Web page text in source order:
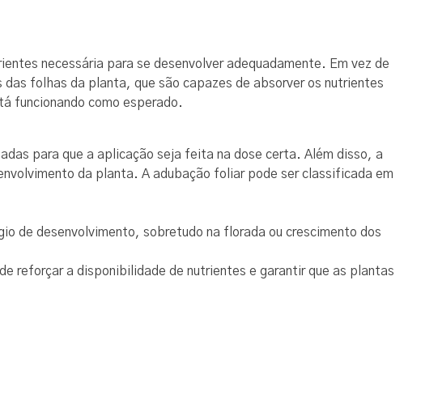
necessária para se desenvolver adequadamente. Em vez de
folhas da planta, que são capazes de absorver os nutrientes
funcionando como esperado.
para que a aplicação seja feita na dose certa. Além disso, a
da planta. A adubação foliar pode ser classificada em
de desenvolvimento, sobretudo na florada ou crescimento dos
reforçar a disponibilidade de nutrientes e garantir que as plantas